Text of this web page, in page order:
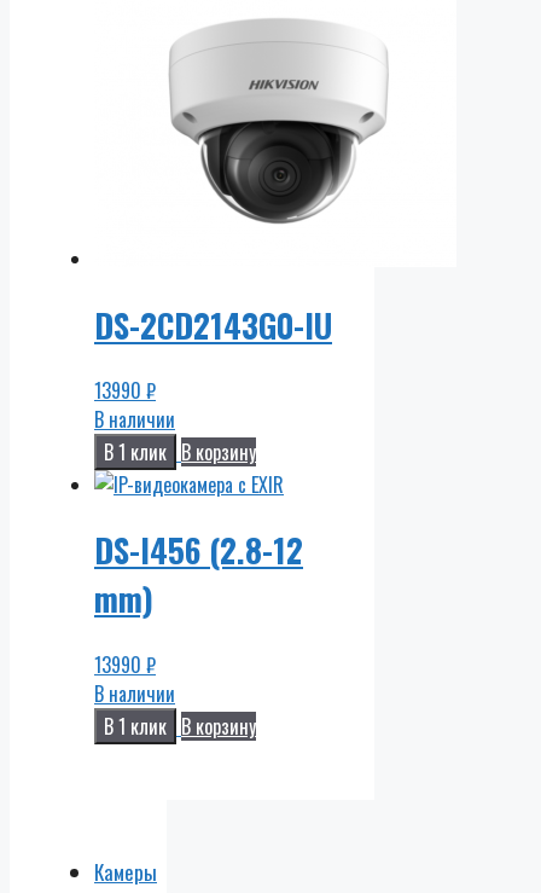
DS-2CD2143G0-IU
13990 ₽
В наличии
В 1 клик В корзину
DS-I456 (2.8-12
mm)
13990 ₽
В наличии
В 1 клик В корзину
Камеры